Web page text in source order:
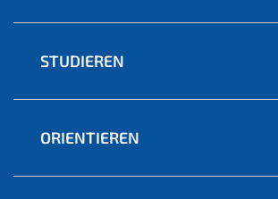
STUDIEREN
ORIENTIEREN